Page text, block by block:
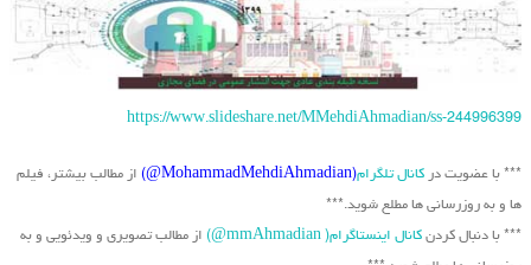
https://www.slideshare.net/MMehdiAhmadian/ss-244996399
*** با عضویت در کانال تلگرام(MohammadMehdiAhmadian@)
از مطالب بیشتر، فیلم
ها و به روزرسانی ها مطلع شوید.***
*** با دنبال کردن کانال اینستاگرام( mmAhmadian@)
از مطالب تصویری و ویدئویی و به